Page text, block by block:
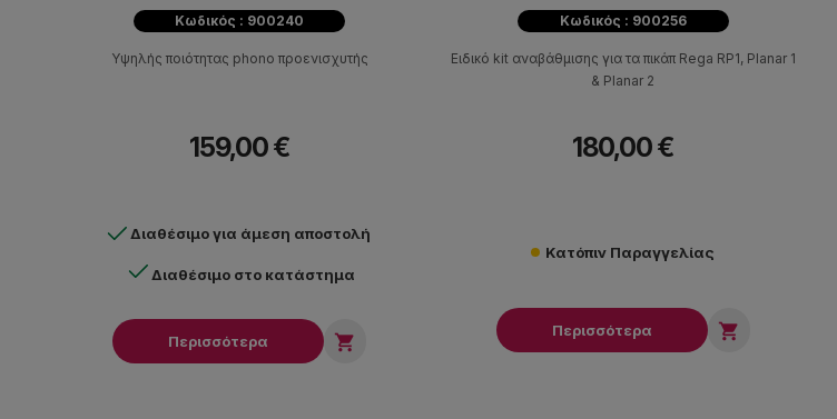
Κωδικός : 900240
Υψηλής ποιότητας phono προενισχυτής
159,00 €
Διαθέσιμο για άμεση αποστολή
Διαθέσιμο στο κατάστημα
Περισσότερα 
Κωδικός : 900256
Ειδικό kit αναβάθμισης για τα πικάπ Rega RP1, Planar 1
& Planar 2
180,00 €
Κατόπιν Παραγγελίας
Περισσότερα 